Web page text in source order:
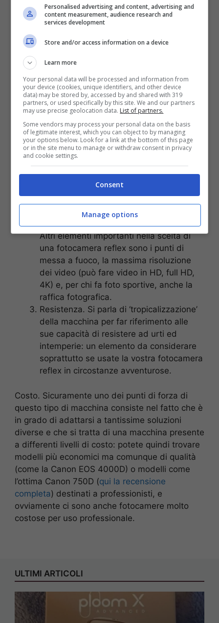
scegliere un modello o un altro: tenete
conto che comunque le Reflex sono
macchine fortemente personalizzabili e
che consentono di poter garantire scatti
e di risentire dello stile del proprietario.
Sono tanti gli elementi da considerare, il
primo è certamente il numero di MP
(megapixel) di una fotocamera reflex. La
qualità degli scatti finale è comunque
dovuta da un insieme di fattori e non solo
dai MP della vostra macchina. Inoltre
bisogna anche tenere conto della
sensibilità ISO, che è il livello di luminosità
del sensore. Se è molto alto, significa che
la fotocamera reflex sa scattare bene
anche in condizioni di poca luminosità ma
significa anche che è possibile avere
disturbi sulla foto finale.
Altri elementi importanti nella scelta di
una fotocamera reflex sono i punti di
messa a fuoco, la massima risoluzione
dei video (può fare video in HD, full HD,
4K) e, per chi fa foto sportive, anche la
raffica fotografica.
Resistenza. Si parla di ‘tropicalizzazione’
della macchina per far riferimento alle
sue capacità di resistere ad urti ed
intemperie: un elemento da considerare
soprattutto se usate la vostra fotocamera
reflex in circostanze avventurose.
Costo. Sicuramente uno dei punti di forza di
questo tipo di macchina consiste nel fatto che è
in grado di adattarsi a tantissime soluzioni
diverse e che si tratta di una macchina presente
a differenti livelli di costo: potete quindi trovare
modelli più economici ma comunque di qualità
(come la Canon EOS 4000D) o modelli come
l’ottima Canon 750D (qui la recensione
completa) destinati a professionisti, e
ovviamente ci sono anche fotocamere molto
costose per uso professionale.
ULTIMI ARTICOLI
Personalised advertising and content, advertising and
content measurement, audience research and
services development
Store and/or access information on a device
Learn more
Your personal data will be processed and information from
your device (cookies, unique identifiers, and other device
data) may be stored by, accessed by and shared with 319
partners, or used specifically by this site. We and our partners
may use precise geolocation data. List of partners.
Some vendors may process your personal data on the basis
of legitimate interest, which you can object to by managing
your options below. Look for a link at the bottom of this page
or in the site menu to manage or withdraw consent in privacy
and cookie settings.
Consent
Manage options